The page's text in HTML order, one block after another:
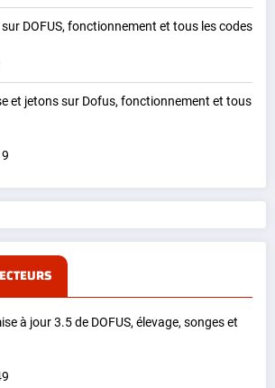
DOFUS, fonctionnement et tous les codes
et jetons sur Dofus, fonctionnement et tous
à jour 3.5 de DOFUS, élevage, songes et